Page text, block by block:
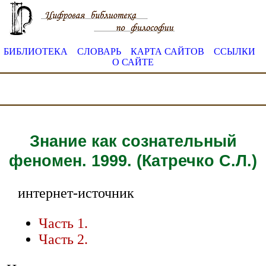
БИБЛИОТЕКА СЛОВАРЬ КАРТА САЙТОВ
ССЫЛКИ
О САЙТЕ
Знание как сознательный
феномен. 1999. (Катречко С.Л.)
интернет-источник
Часть 1.
Часть 2.